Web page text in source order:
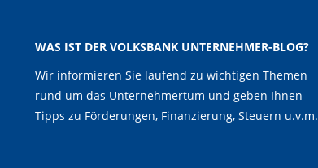
WAS IST DER VOLKSBANK UNTERNEHMER-BLOG?
Wir informieren Sie laufend zu wichtigen Themen
rund um das Unternehmertum und geben Ihnen
Tipps zu Förderungen, Finanzierung, Steuern u.v.m.